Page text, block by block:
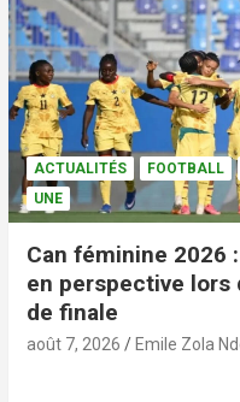
ACTUALITÉS FOOTBALL
UNE
Can féminine 2026
en perspective lors
de finale
août 7, 2026 Emile Zola